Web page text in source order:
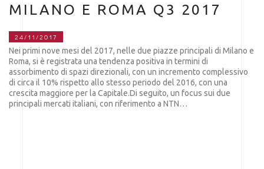
MILANO E ROMA Q3 2017
24/11/2017
Nei primi nove mesi del 2017, nelle due piazze principali di Milano e
Roma, si è registrata una tendenza positiva in termini di
assorbimento di spazi direzionali, con un incremento complessivo
di circa il 10% rispetto allo stesso periodo del 2016, con una
crescita maggiore per la Capitale.Di seguito, un focus sui due
principali mercati italiani, con riferimento a NTN…